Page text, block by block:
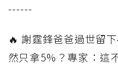
------
🔥 謝霆鋒爸爸過世留
然只拿5%？專家：這